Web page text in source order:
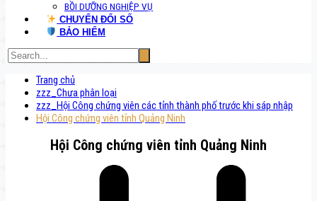
BỒI DƯỠNG NGHIỆP VỤ
CHUYỂN ĐỔI SỐ
BẢO HIỂM
Trang chủ
zzz_Chưa phân loại
zzz_Hội Công chứng viên các tỉnh thành phố trước khi sáp nhập
Hội Công chứng viên tỉnh Quảng Ninh
Hội Công chứng viên tỉnh Quảng Ninh